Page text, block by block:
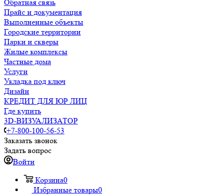
Обратная связь
Прайс и документация
Выполненные объекты
Городские территории
Парки и скверы
Жилые комплексы
Частные дома
Услуги
Укладка под ключ
Дизайн
КРЕДИТ ДЛЯ ЮР ЛИЦ
Где купить
3D-ВИЗУАЛИЗАТОР
+7-800-100-56-53
Заказать звонок
Задать вопрос
Войти
Корзина0
Избранные товары0